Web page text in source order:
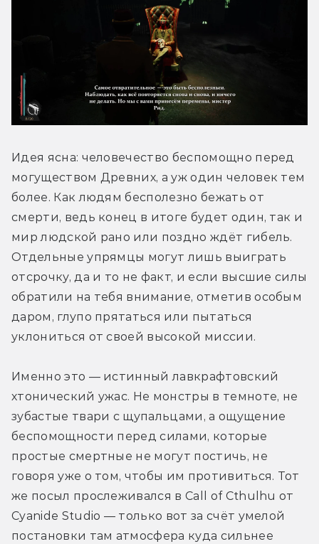
Идея ясна: человечество беспомощно перед
могуществом Древних, а уж один человек тем
более. Как людям бесполезно бежать от
смерти, ведь конец в итоге будет один, так и
мир людской рано или поздно ждёт гибель.
Отдельные упрямцы могут лишь выиграть
отсрочку, да и то не факт, и если высшие силы
обратили на тебя внимание, отметив особым
даром, глупо прятаться или пытаться
уклониться от своей высокой миссии.
Именно это — истинный лавкрафтовский
хтонический ужас. Не монстры в темноте, не
зубастые твари с щупальцами, а ощущение
беспомощности перед силами, которые
простые смертные не могут постичь, не
говоря уже о том, чтобы им противиться. Тот
же посыл прослеживался в Call of Cthulhu от
Cyanide Studio — только вот за счёт умелой
постановки там атмосфера куда сильнее